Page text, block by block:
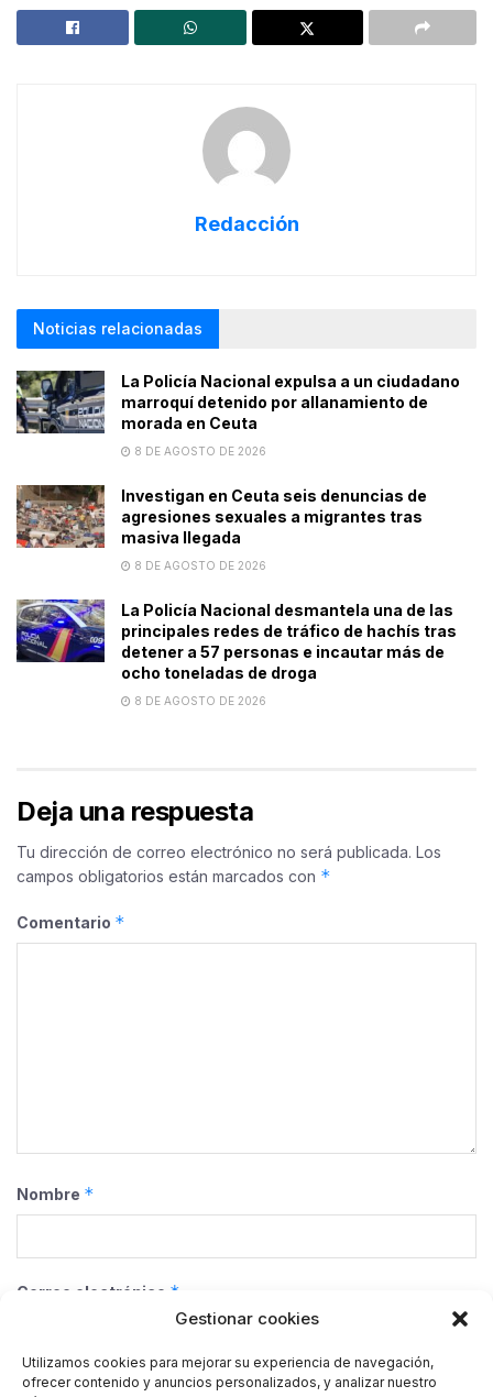
Gestionar cookies
Utilizamos cookies para mejorar su experiencia de navegación,
ofrecer contenido y anuncios personalizados, y analizar nuestro
Redacción
Noticias relacionadas
La Policía Nacional expulsa a un ciudadano
marroquí detenido por allanamiento de
morada en Ceuta
8 DE AGOSTO DE 2026
Investigan en Ceuta seis denuncias de
agresiones sexuales a migrantes tras
masiva llegada
8 DE AGOSTO DE 2026
La Policía Nacional desmantela una de las
principales redes de tráfico de hachís tras
detener a 57 personas e incautar más de
ocho toneladas de droga
8 DE AGOSTO DE 2026
Deja una respuesta
Tu dirección de correo electrónico no será publicada. Los
campos obligatorios están marcados con *
Comentario *
Nombre *
Correo electrónico *
Web